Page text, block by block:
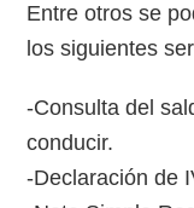
Entre otros se
los siguientes
-Consulta del
conducir.
-Declaración de